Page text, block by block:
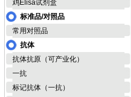
鸡Elisa试剂盒
标准品/对照品
常用对照品
抗体
抗体抗原（可产业化）
一抗
标记抗体（一抗）